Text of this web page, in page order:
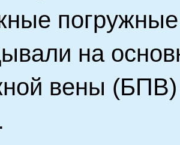
погружные
на
вены (БПВ)